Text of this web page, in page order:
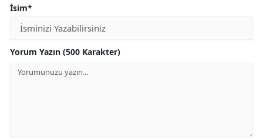
İsim*
Yorum Yazın (500 Karakter)